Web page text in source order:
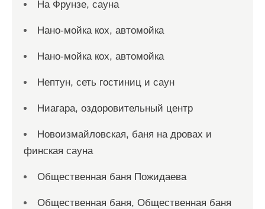
На Фрунзе, сауна
Нано-мойка кох, автомойка
Нано-мойка кох, автомойка
Нептун, сеть гостиниц и саун
Ниагара, оздоровительный центр
Новоизмайловская, баня на дровах и
финская сауна
Общественная баня Пожидаева
Общественная баня, Общественная баня